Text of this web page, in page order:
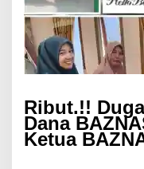
Ribut.!!
Dana
Ketua